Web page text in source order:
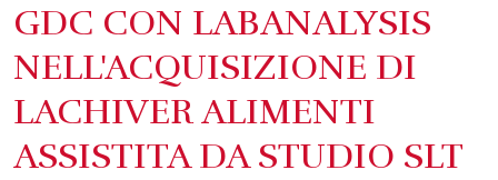
GDC CON LABANALYSIS
NELL'ACQUISIZIONE DI
LACHIVER ALIMENTI
ASSISTITA DA STUDIO SLT